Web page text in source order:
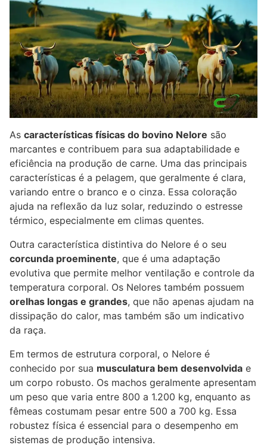
As características físicas do bovino Nelore são
marcantes e contribuem para sua adaptabilidade e
eficiência na produção de carne. Uma das principais
características é a pelagem, que geralmente é clara,
variando entre o branco e o cinza. Essa coloração
ajuda na reflexão da luz solar, reduzindo o estresse
térmico, especialmente em climas quentes.
Outra característica distintiva do Nelore é o seu
corcunda proeminente, que é uma adaptação
evolutiva que permite melhor ventilação e controle da
temperatura corporal. Os Nelores também possuem
orelhas longas e grandes, que não apenas ajudam na
dissipação do calor, mas também são um indicativo
da raça.
Em termos de estrutura corporal, o Nelore é
conhecido por sua musculatura bem desenvolvida e
um corpo robusto. Os machos geralmente apresentam
um peso que varia entre 800 a 1.200 kg, enquanto as
fêmeas costumam pesar entre 500 a 700 kg. Essa
robustez física é essencial para o desempenho em
sistemas de produção intensiva.